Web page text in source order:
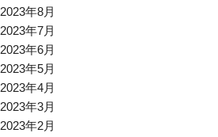
2023年8月
2023年7月
2023年6月
2023年5月
2023年4月
2023年3月
2023年2月